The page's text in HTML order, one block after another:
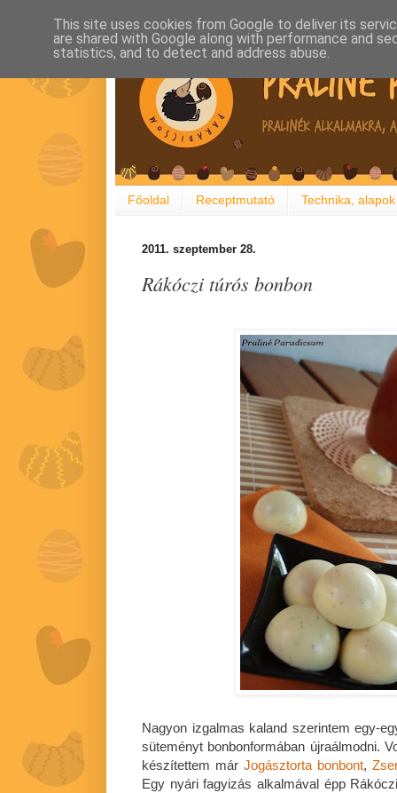
Főoldal Receptmutató Technika, alapok
2011. szeptember 28.
Rákóczi túrós bonbon
Nagyon izgalmas kaland szerintem egy-
süteményt bonbonformában újraálmodni.
készítettem már Jogásztorta bonbont,
Egy nyári fagyizás alkalmával épp
This site uses cookies from Google to deliver its
are shared with Google along with performance and
statistics, and to detect and address abuse.